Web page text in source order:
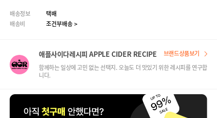
배송정보
택배
배송비
조건부배송 >
애플사이다레시피 APPLE CIDER RECIPE
함께하는 일상에 고민 없는 선택지. 오늘도 더 맛있기 위한 레시피를 연구합
니다.
브랜드상품보기